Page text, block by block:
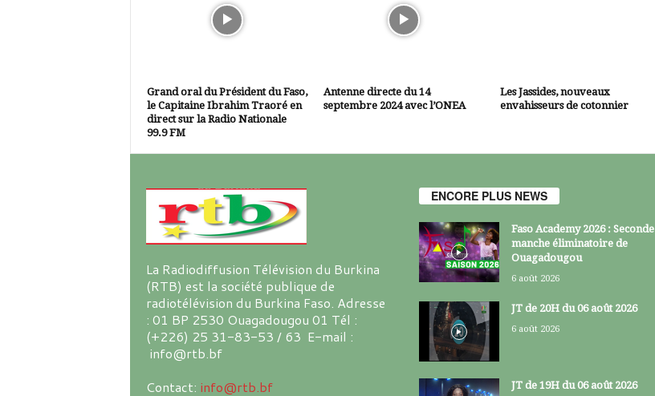
Grand oral du Président du Faso,
le Capitaine Ibrahim Traoré en
direct sur la Radio Nationale
99.9 FM
Antenne directe du 14
septembre 2024 avec l’ONEA
Les Jassides, nouveaux
envahisseurs de cotonnier
La Radiodiffusion Télévision du Burkina
(RTB) est la société publique de
radiotélévision du Burkina Faso. Adresse
: 01 BP 2530 Ouagadougou 01 Tél :
(+226) 25 31-83-53 / 63 E-mail :
info@rtb.bf
Contact: info@rtb.bf
ENCORE PLUS NEWS
Faso Academy 2026 : Seconde
manche éliminatoire de
Ouagadougou
6 août 2026
JT de 20H du 06 août 2026
6 août 2026
JT de 19H du 06 août 2026